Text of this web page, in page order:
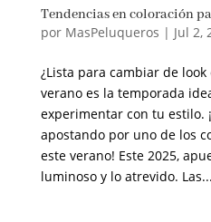
Tendencias en coloración
por MasPeluqueros | Jul 2,
¿Lista para cambiar de look
verano es la temporada
experimentar con tu estilo.
apostando por uno de los
este verano! Este 2025,
luminoso y lo atrevido. Las...